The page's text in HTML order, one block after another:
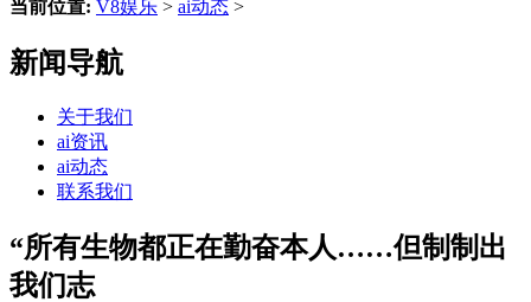
当前位置: V8娱乐 > ai动态 >
新闻导航
关于我们
ai资讯
ai动态
联系我们
“所有生物都正在勤奋本人……但制制出
我们志